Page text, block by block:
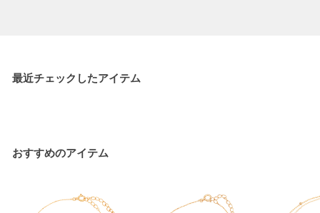
最近チェックしたアイテム
おすすめのアイテム